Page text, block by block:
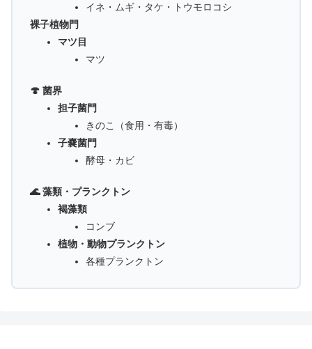
イネ・ムギ・タケ・トウモロコシ
裸子植物門
マツ目
マツ
🍄 菌界
担子菌門
きのこ（食用・有毒）
子嚢菌門
酵母・カビ
🌊 藻類・プランクトン
褐藻類
コンブ
植物・動物プランクトン
各種プランクトン